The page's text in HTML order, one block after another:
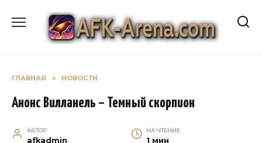
содержанию
ГЛАВНАЯ » НОВОСТИ
Анонс Вилланель – Темный скорпион
АВТОР
afkadmin
НА ЧТЕНИЕ
1 мин